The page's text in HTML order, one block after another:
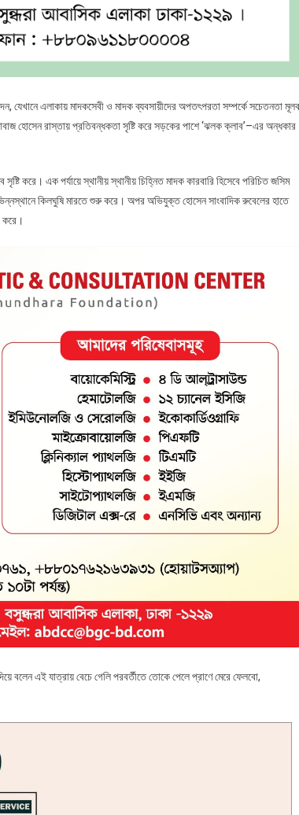
যেখানে এলাকায় মাদকসেবী ও মাদক ব্যবসায়ীদের অপতৎপরতা সম্পর্কে সচেতনতা
হোসেন রাস্তায় প্রতিবন্ধকতা সৃষ্টি করে সড়কের পাশে ‘ঝলক ক্লাব’–এর অন্ধকার
করে। এক পর্যায়ে স্থানীয় স্থানীয় চিহ্নিত মাদক কারবারি হিসেবে পরিচিত জসিম
কিলঘুষি মারতে শুরু করে। অপর অভিযুক্ত হোসেন সাংবাদিক রুবেলের হাতে
করে।
বলেন এই যাত্রায় বেচে গেলি পরবর্তীতে তোকে পেলে প্রাণে মেরে ফেলবো,